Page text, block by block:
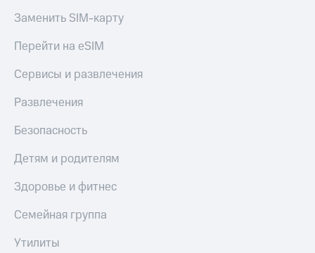
Заменить SIM-карту
Перейти на eSIM
Сервисы и развлечения
Развлечения
Безопасность
Детям и родителям
Здоровье и фитнес
Семейная группа
Утилиты